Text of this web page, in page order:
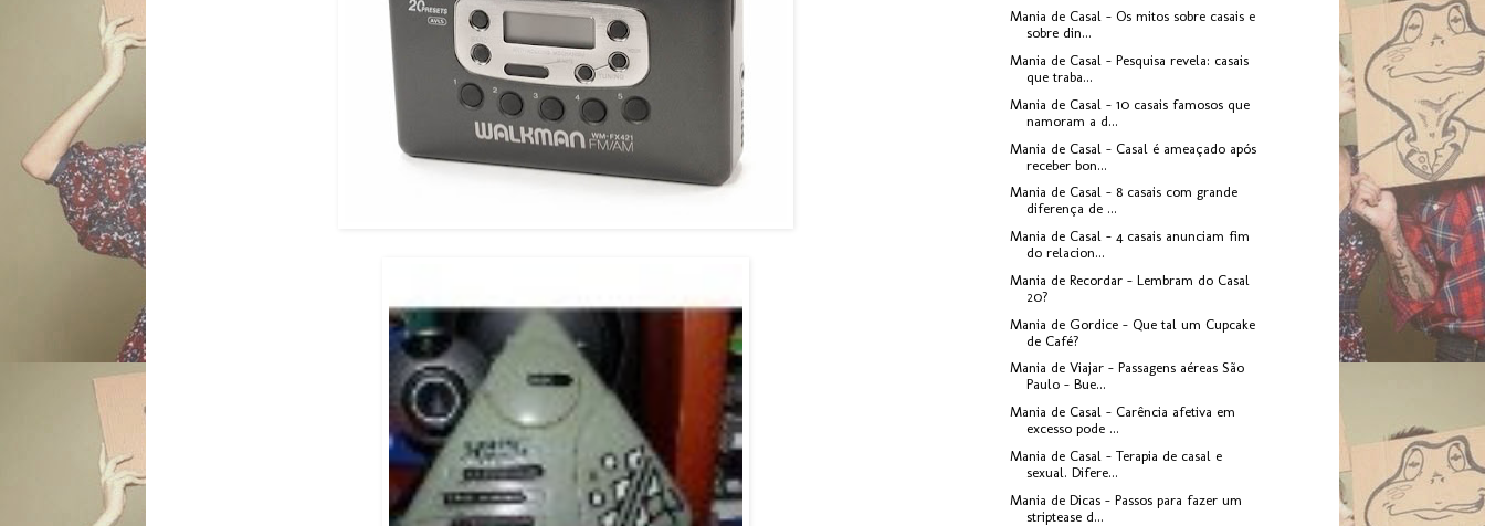
Mania de Casal - Os mitos sobre casais e
sobre din...
Mania de Casal - Pesquisa revela: casais
que traba...
Mania de Casal - 10 casais famosos que
namoram a d...
Mania de Casal - Casal é ameaçado após
receber bon...
Mania de Casal - 8 casais com grande
diferença de ...
Mania de Casal - 4 casais anunciam fim
do relacion...
Mania de Recordar - Lembram do Casal
20?
Mania de Gordice - Que tal um Cupcake
de Café?
Mania de Viajar - Passagens aéreas São
Paulo - Bue...
Mania de Casal - Carência afetiva em
excesso pode ...
Mania de Casal - Terapia de casal e
sexual. Difere...
Mania de Dicas - Passos para fazer um
striptease d...